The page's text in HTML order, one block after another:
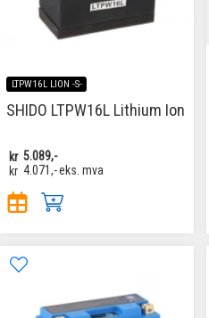
LTPW16L LION -S-
SHIDO LTPW16L Lithium Ion
kr 5.089,-
kr 4.071,-eks. mva